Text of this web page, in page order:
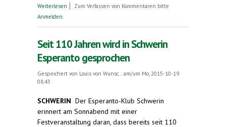
Weiterlesen über Von Schwerin an die Côte d’Azur.
Zum Verfassen von Kommentaren bitte
Anmelden
Seit 110 Jahren wird in Schwerin
Esperanto gesprochen
Gespeichert von Louis von Wunsc...
am/um Mo, 2015-10-19
08:43
SCHWERIN Der Esperanto-Klub Schwerin
erinnert am Sonnabend mit einer
Festveranstaltung daran, dass bereits seit 110